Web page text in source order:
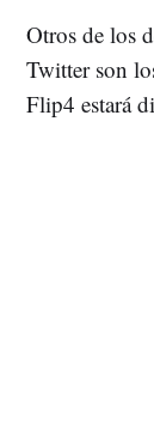
Otros de los
Twitter son
Flip4 estará